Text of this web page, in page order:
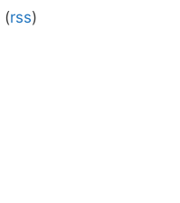
(rss)